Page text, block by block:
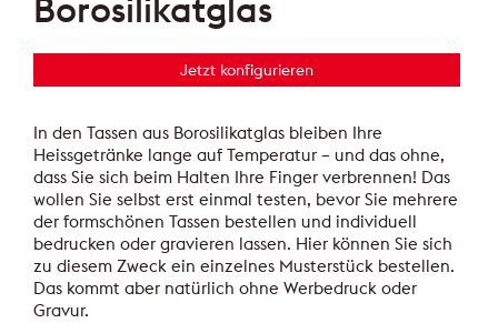
Borosilikatglas
Jetzt konfigurieren
In den Tassen aus Borosilikatglas bleiben Ihre
Heissgetränke lange auf Temperatur – und das ohne,
dass Sie sich beim Halten Ihre Finger verbrennen! Das
wollen Sie selbst erst einmal testen, bevor Sie mehrere
der formschönen Tassen bestellen und individuell
bedrucken oder gravieren lassen. Hier können Sie sich
zu diesem Zweck ein einzelnes Musterstück bestellen.
Das kommt aber natürlich ohne Werbedruck oder
Gravur.